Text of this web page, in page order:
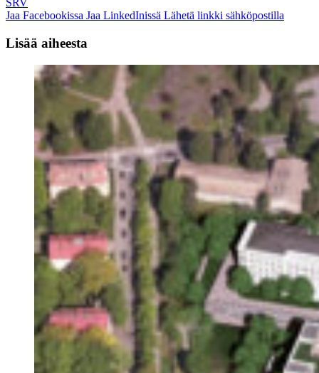
SRV
Jaa Facebookissa Jaa LinkedInissä Lähetä linkki sähköpostilla
Lisää aiheesta